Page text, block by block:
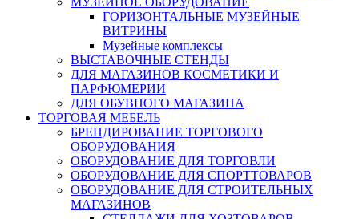
ГОРИЗОНТАЛЬНЫЕ МУЗЕЙНЫЕ
ВИТРИНЫ
Музейные комплексы
ВЫСТАВОЧНЫЕ СТЕНДЫ
ДЛЯ МАГАЗИНОВ КОСМЕТИКИ И
ПАРФЮМЕРИИ
ДЛЯ ОБУВНОГО МАГАЗИНА
ТОРГОВАЯ МЕБЕЛЬ
БРЕНДИРОВАНИЕ ТОРГОВОГО
ОБОРУДОВАНИЯ
ОБОРУДОВАНИЕ ДЛЯ ТОРГОВЛИ
ОБОРУДОВАНИЕ ДЛЯ СПОРТТОВАРОВ
ОБОРУДОВАНИЕ ДЛЯ СТРОИТЕЛЬНЫХ
МАГАЗИНОВ